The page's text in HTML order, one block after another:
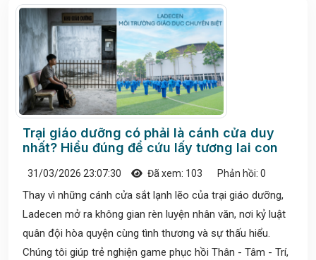
Trại giáo dưỡng có phải là cánh cửa duy
nhất? Hiểu đúng để cứu lấy tương lai con
31/03/2026 23:07:30 Đã xem: 103 Phản hồi: 0
Thay vì những cánh cửa sắt lạnh lẽo của trại giáo dưỡng,
Ladecen mở ra không gian rèn luyện nhân văn, nơi kỷ luật
quân đội hòa quyện cùng tình thương và sự thấu hiểu.
Chúng tôi giúp trẻ nghiện game phục hồi Thân - Tâm - Trí,